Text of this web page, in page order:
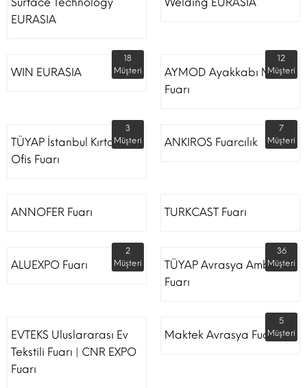
EURASIA
WIN EURASIA
18
Müşteri
AYMOD Ayakkabı Moda
Fuarı
12
Müşteri
TÜYAP İstanbul Kırtasiye
Ofis Fuarı
3
Müşteri
ANKIROS Fuarcılık
7
Müşteri
ANNOFER Fuarı TURKCAST Fuarı
ALUEXPO Fuarı
2
Müşteri
TÜYAP Avrasya Ambalaj
Fuarı
36
Müşteri
EVTEKS Uluslararası Ev
Tekstili Fuarı | CNR EXPO
Fuarı
Maktek Avrasya Fuarı
5
Müşteri